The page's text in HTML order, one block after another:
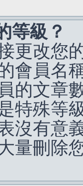
等級？
更改您
會員名
的文章
特殊等
沒有意
量刪除